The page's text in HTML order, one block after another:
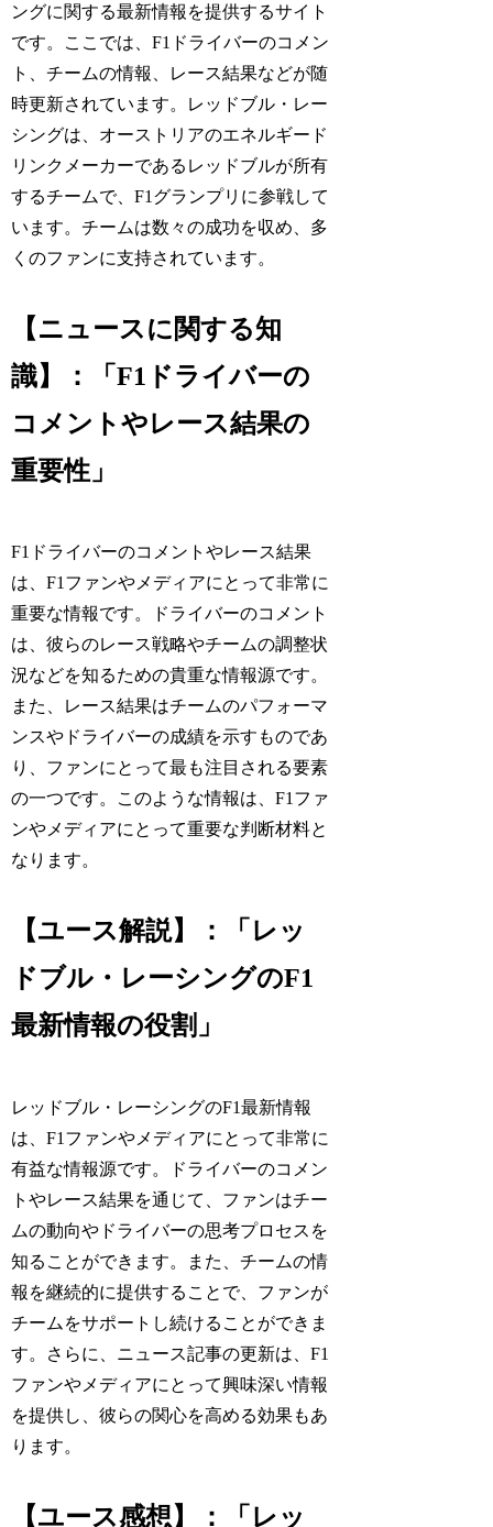
ングに関する最新情報を提供するサイト
です。ここでは、F1ドライバーのコメン
ト、チームの情報、レース結果などが随
時更新されています。レッドブル・レー
シングは、オーストリアのエネルギード
リンクメーカーであるレッドブルが所有
するチームで、F1グランプリに参戦して
います。チームは数々の成功を収め、多
くのファンに支持されています。
【ニュースに関する知
識】：「F1ドライバーの
コメントやレース結果の
重要性」
F1ドライバーのコメントやレース結果
は、F1ファンやメディアにとって非常に
重要な情報です。ドライバーのコメント
は、彼らのレース戦略やチームの調整状
況などを知るための貴重な情報源です。
また、レース結果はチームのパフォーマ
ンスやドライバーの成績を示すものであ
り、ファンにとって最も注目される要素
の一つです。このような情報は、F1ファ
ンやメディアにとって重要な判断材料と
なります。
【ユース解説】：「レッ
ドブル・レーシングのF1
最新情報の役割」
レッドブル・レーシングのF1最新情報
は、F1ファンやメディアにとって非常に
有益な情報源です。ドライバーのコメン
トやレース結果を通じて、ファンはチー
ムの動向やドライバーの思考プロセスを
知ることができます。また、チームの情
報を継続的に提供することで、ファンが
チームをサポートし続けることができま
す。さらに、ニュース記事の更新は、F1
ファンやメディアにとって興味深い情報
を提供し、彼らの関心を高める効果もあ
ります。
【ユース感想】：「レッ